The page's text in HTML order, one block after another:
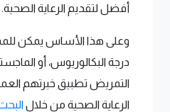
أفضل لتقديم الرعاية الصحية.
وعلى هذا الأساس يمكن
درجة البكالوريوس، أو
التمريض تطبيق خبرتهم
الرعاية الصحية من خلال